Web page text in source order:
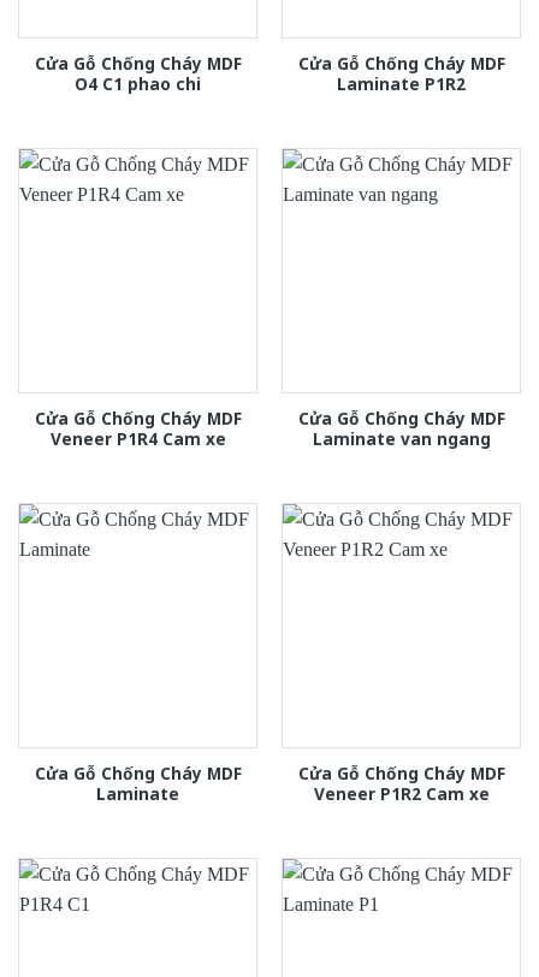
Cửa Gỗ Chống Cháy MDF
O4 C1 phao chi
Cửa Gỗ Chống Cháy MDF
Laminate P1R2
Cửa Gỗ Chống Cháy MDF
Veneer P1R4 Cam xe
Cửa Gỗ Chống Cháy MDF
Laminate van ngang
Cửa Gỗ Chống Cháy MDF
Laminate
Cửa Gỗ Chống Cháy MDF
Veneer P1R2 Cam xe